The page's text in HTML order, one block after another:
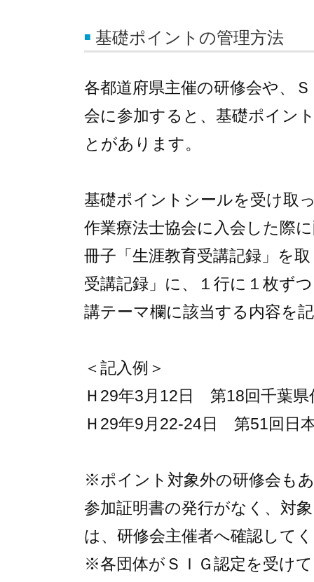
基礎ポイントの管理方法
各都道府県主催の研修会や、
会に参加すると、基礎ポイン
とがあります。
基礎ポイントシールを受け取
作業療法士協会に入会した際
冊子「生涯教育受講記録」を
受講記録」に、１行に１枚ず
講テーマ欄に該当する内容を
＜記入例＞
Ｈ29年3月12日 第18回千葉県
Ｈ29年9月22-24日 第51回日
※ポイント対象外の研修会も
参加証明書の発行がなく、対
は、研修会主催者へ確認して
※各団体がＳＩＧ認定を受け